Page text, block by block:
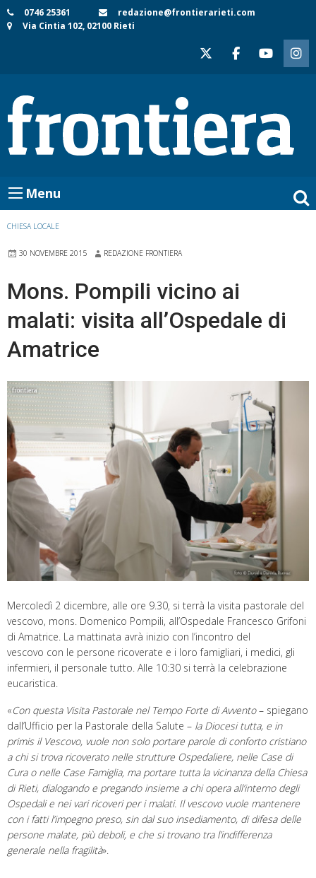
Skip
to
0746 25361
redazione@frontierarieti.com
Via Cintia 102, 02100 Rieti
Menu
CHIESA LOCALE
30 NOVEMBRE 2015 REDAZIONE FRONTIERA
Mons. Pompili vicino ai
malati: visita all’Ospedale di
Amatrice
Mercoledì 2 dicembre, alle ore 9.30, si terrà la visita pastorale del
vescovo, mons. Domenico Pompili, all’Ospedale Francesco Grifoni
di Amatrice. La mattinata avrà inizio con l’incontro del
vescovo con le persone ricoverate e i loro famigliari, i medici, gli
infermieri, il personale tutto. Alle 10:30 si terrà la celebrazione
eucaristica.
«Con questa Visita Pastorale nel Tempo Forte di Avvento– spiegano
dall’Ufficio per la Pastorale della Salute – la Diocesi tutta, e in
primis il Vescovo, vuole non solo portare parole di conforto cristiano
a chi si trova ricoverato nelle strutture Ospedaliere, nelle Case di
Cura o nelle Case Famiglia, ma portare tutta la vicinanza della Chiesa
di Rieti, dialogando e pregando insieme a chi opera all’interno degli
Ospedali e nei vari ricoveri per i malati. Il vescovo vuole mantenere
con i fatti l’impegno preso, sin dal suo insediamento, di difesa delle
persone malate, più deboli, e che si trovano tra l’indifferenza
generale nella fragilità».